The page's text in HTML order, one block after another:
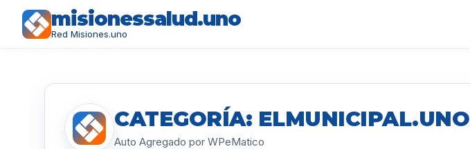
misionessalud.uno
Red Misiones.uno
CATEGORÍA: ELMUNICIPAL.UNO
Auto Agregado por WPeMatico